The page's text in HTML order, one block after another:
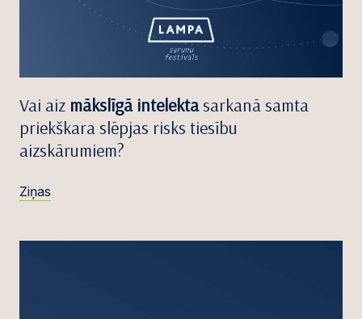
Vai aiz mākslīgā intelektasarkanā samta
priekškara slēpjas risks tiesību
aizskārumiem?
Ziņas